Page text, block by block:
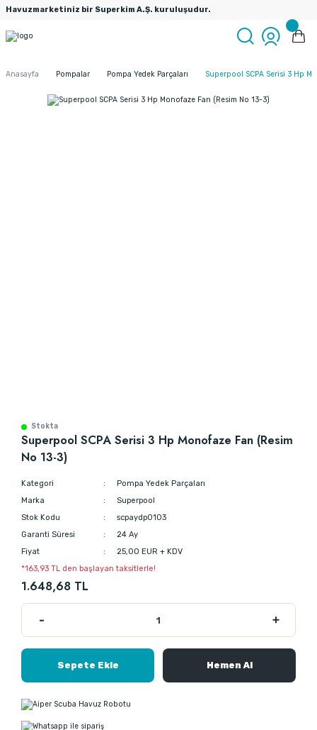
Havuzmarketiniz bir Superkim A.Ş. kuruluşudur.
Anasayfa Pompalar Pompa Yedek Parçaları Superpool SCPA Serisi 3 Hp
Stokta
Superpool SCPA Serisi 3 Hp Monofaze Fan (Resim
No 13-3)
Kategori
Pompa Yedek Parçaları
Marka
Superpool
Stok Kodu
scpaydp0103
Garanti Süresi
24 Ay
Fiyat
25,00 EUR + KDV
*163,93 TL den başlayan taksitlerle!
1.648,68 TL
Sepete Ekle Hemen Al